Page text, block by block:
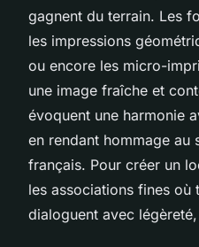
gagnent du terrain. Les
les impressions
ou encore les micro-
une image fraîche et
évoquent une harmonie
en rendant hommage au
français. Pour créer un
les associations fines où
dialoguent avec